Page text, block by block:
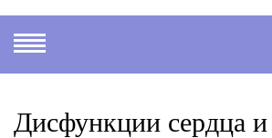
Дисфункции сердца и